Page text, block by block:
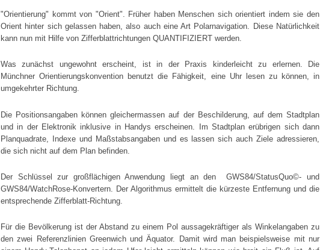
"Orientierung" kommt von "Orient". Früher haben Menschen sich orientiert indem sie den
Orient hinter sich gelassen haben, also auch eine Art Polarnavigation. Diese Natürlichkeit
kann nun mit Hilfe von Zifferblattrichtungen QUANTIFIZIERT werden.
Was zunächst ungewohnt erscheint, ist in der Praxis kinderleicht zu erlernen. Die
Münchner Orientierungskonvention benutzt die Fähigkeit, eine Uhr lesen zu können, in
umgekehrter Richtung.
Die Positionsangaben können gleichermassen auf der Beschilderung, auf dem Stadtplan
und in der Elektronik inklusive in Handys erscheinen. Im Stadtplan erübrigen sich dann
Planquadrate, Indexe und Maßstabsangaben und es lassen sich auch Ziele adressieren,
die sich nicht auf dem Plan befinden.
Der Schlüssel zur großflächigen Anwendung liegt an den GWS84/StatusQuo©- und
GWS84/WatchRose-Konvertern. Der Algorithmus ermittelt die kürzeste Entfernung und die
entsprechende Zifferblatt-Richtung.
Für die Bevölkerung ist der Abstand zu einem Pol aussagekräftiger als Winkelangaben zu
den zwei Referenzlinien Greenwich und Äquator. Damit wird man beispielsweise mit nur